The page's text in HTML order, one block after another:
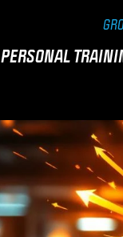
PERSONAL